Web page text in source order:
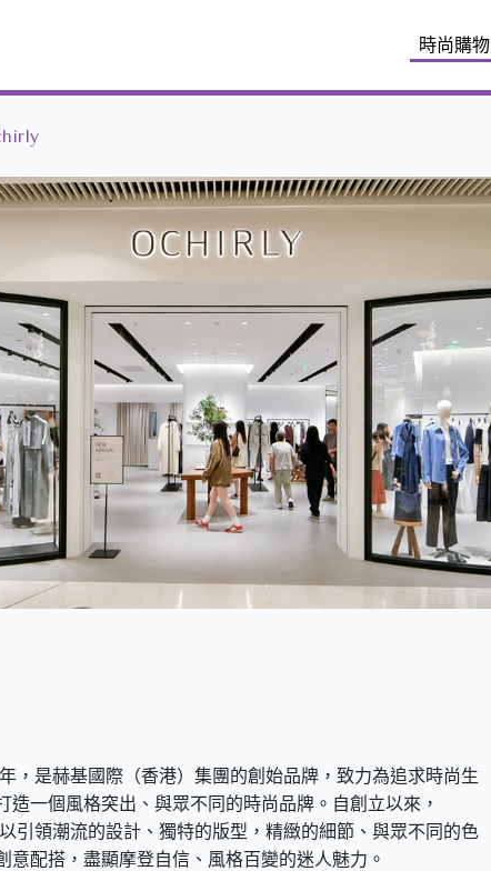
時尚購物
，是赫基國際（香港）集團的創始品牌，致力為追求時尚生
造一個風格突出、與眾不同的時尚品牌。自創立以來，
引領潮流的設計、獨特的版型，精緻的細節、與眾不同的色
意配搭，盡顯摩登自信、風格百變的迷人魅力。